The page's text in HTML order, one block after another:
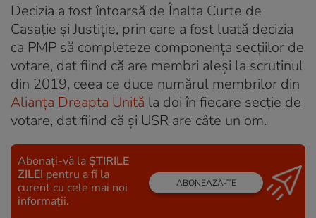
Decizia a fost întoarsă de Înalta Curte de
Casație și Justiție, prin care a fost luată decizia
ca PMP să completeze componența secțiilor de
votare, dat fiind că are membri aleși la scrutinul
din 2019, ceea ce duce numărul membrilor din
Alianța Dreapta Unită la doi în fiecare secție de
votare, dat fiind că și USR are câte un om.
Abonați-vă la ȘTIRILE
ZILEI pentru a fi la
curent cu cele mai noi
informații.
ABONEAZĂ-TE